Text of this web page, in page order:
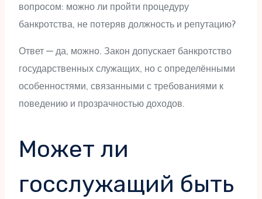
вопросом: можно ли пройти процедуру
банкротства, не потеряв должность и репутацию?
Ответ — да, можно. Закон допускает банкротство
государственных служащих, но с определёнными
особенностями, связанными с требованиями к
поведению и прозрачностью доходов.
Может ли
госслужащий быть